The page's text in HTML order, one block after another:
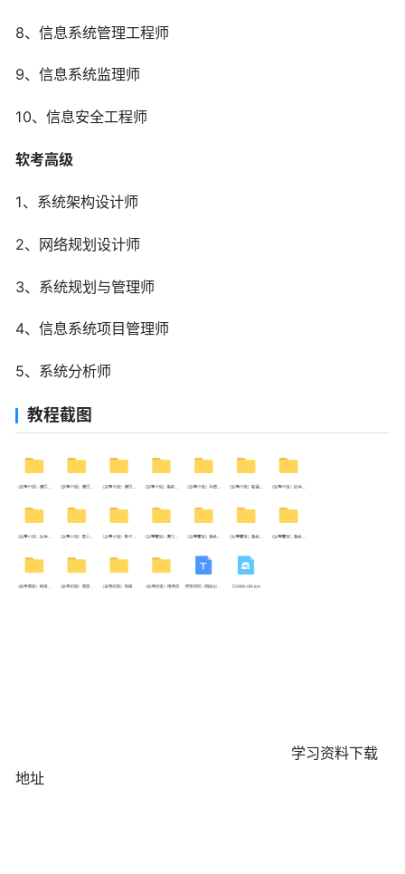
8、信息系统管理工程师
9、信息系统监理师
10、信息安全工程师
软考高级
1、系统架构设计师
2、网络规划设计师
3、系统规划与管理师
4、信息系统项目管理师
5、系统分析师
教程截图
学习资料下载
地址